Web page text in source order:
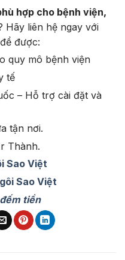
hợp cho bệnh viện,
Hãy liên hệ ngay với
được:
quy mô bệnh viện
tế
– Hỗ trợ cài đặt và
tận nơi.
Thành.
Sao Việt
Sao Việt
tiền